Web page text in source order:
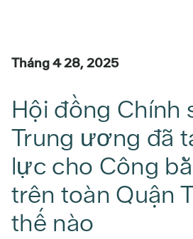
Tháng 4 28, 2025
Hội đồng Chính
Trung ương đã
lực cho Công
trên toàn Quận
thế nào